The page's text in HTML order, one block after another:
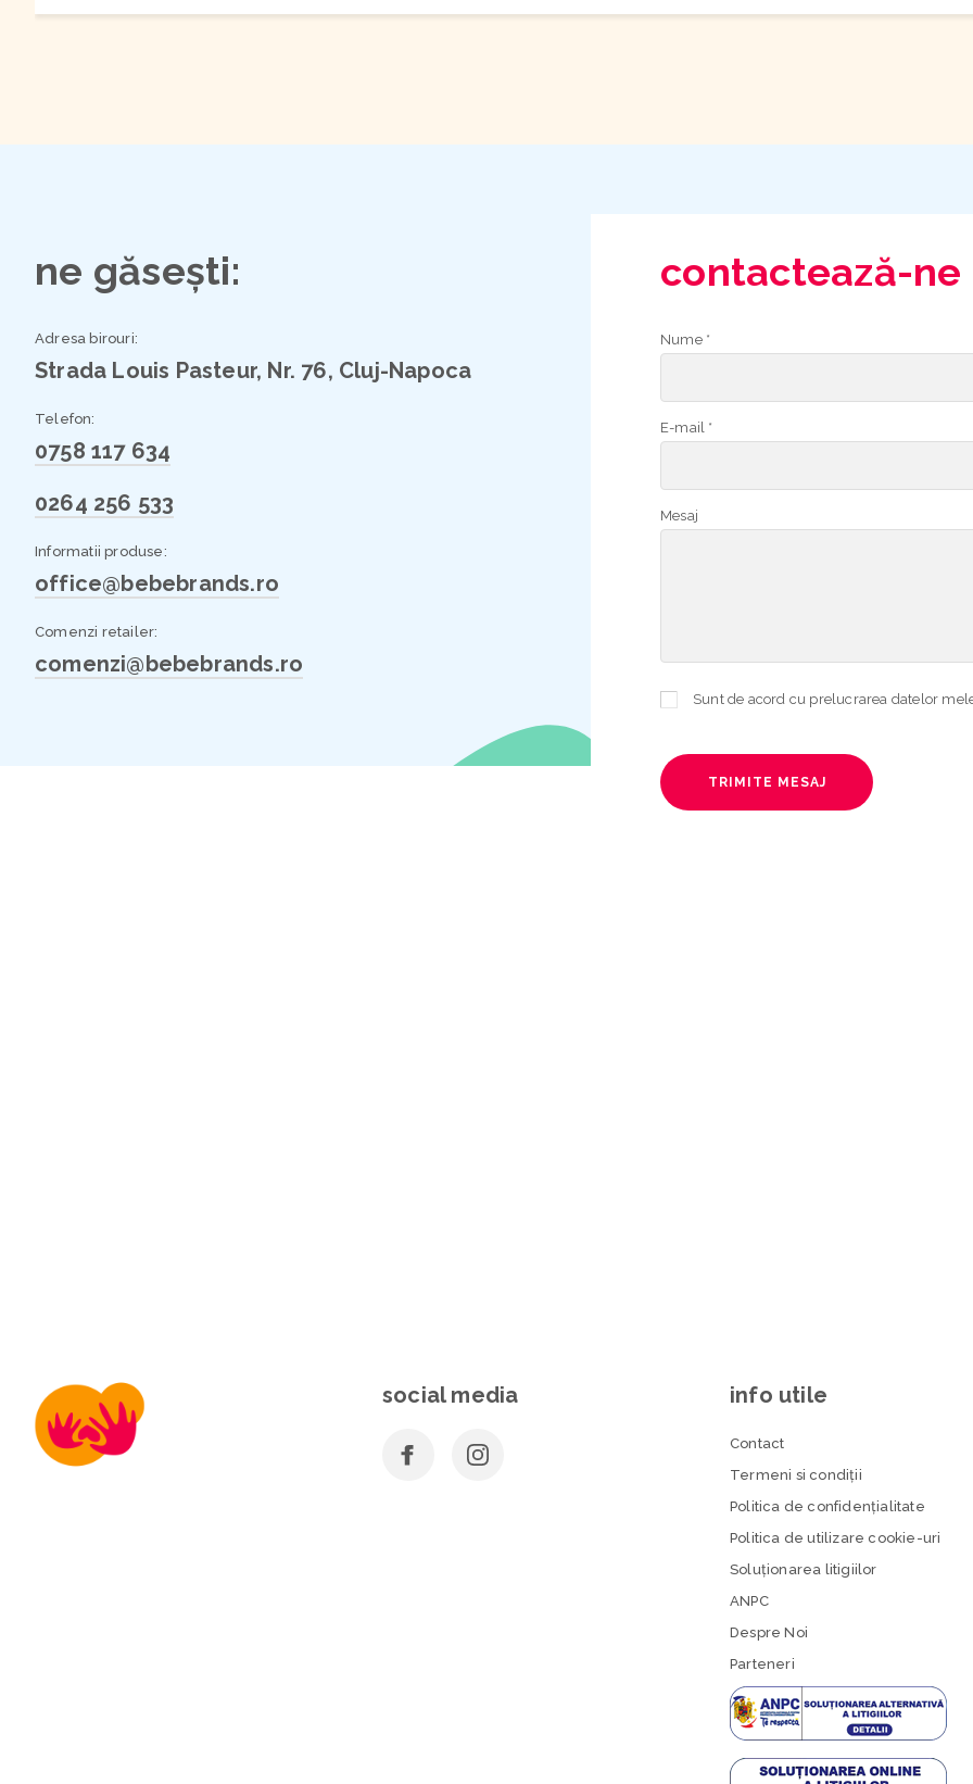
ne găsești:
Adresa birouri:
Strada Louis Pasteur, Nr. 76, Cluj-Napoca
Telefon:
0758 117 634
0264 256 533
Informatii produse:
office@bebebrands.ro
Comenzi retailer:
comenzi@bebebrands.ro
contactează-ne
Nume *
E-mail *
Mesaj
TRIMITE MESAJ
social media info utile
Contact
Termeni si condiţii
Politica de confidenţialitate
Politica de utilizare cookie-uri
Soluționarea litigiilor
ANPC
Despre Noi
Parteneri